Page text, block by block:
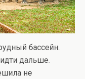
бассейн.
дальше.
не